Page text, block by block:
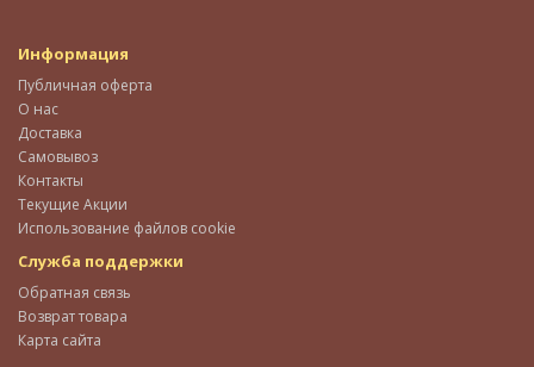
Информация
Публичная оферта
О нас
Доставка
Самовывоз
Контакты
Текущие Акции
Использование файлов cookie
Служба поддержки
Обратная связь
Возврат товара
Карта сайта